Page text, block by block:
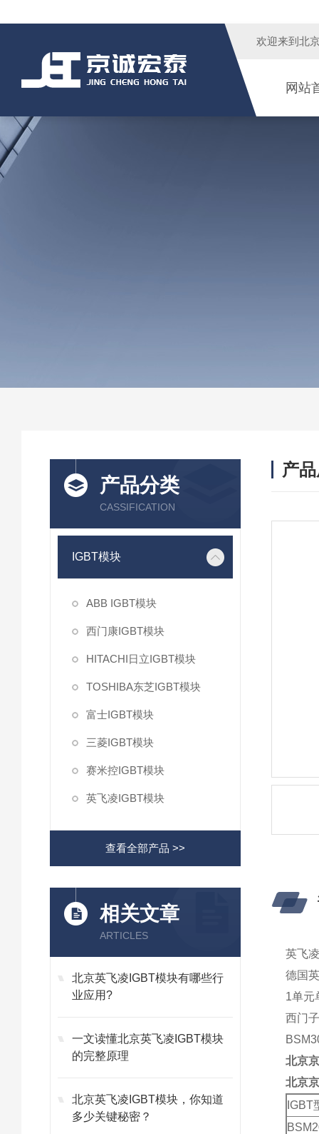
欢迎来到 北
网站
产品分类
CASSIFICATION
IGBT模块
ABB IGBT模块
西门康IGBT模块
HITACHI日立IGBT模块
TOSHIBA东芝IGBT模块
富士IGBT模块
三菱IGBT模块
赛米控IGBT模块
英飞凌IGBT模块
查看全部产品 >>
相关文章
ARTICLES
北京英飞凌IGBT模块有哪些行
业应用?
一文读懂北京英飞凌IGBT模块
的完整原理
北京英飞凌IGBT模块，你知道
多少关键秘密？
产
英飞
德国
1单元
西门
北京
北京
IGBT